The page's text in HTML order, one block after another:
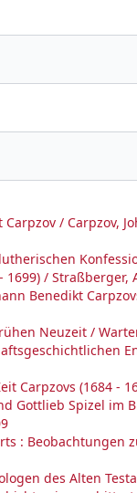
/ Carpzov,
1699) / Straßberger,
Benedikt
Neuzeit /
Carpzovs (1684 -
Gottlieb Spizel im
: Beobachtungen
des Alten